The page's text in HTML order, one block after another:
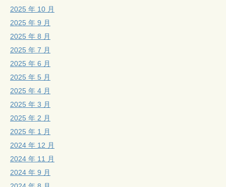
2025 年 10 月
2025 年 9 月
2025 年 8 月
2025 年 7 月
2025 年 6 月
2025 年 5 月
2025 年 4 月
2025 年 3 月
2025 年 2 月
2025 年 1 月
2024 年 12 月
2024 年 11 月
2024 年 9 月